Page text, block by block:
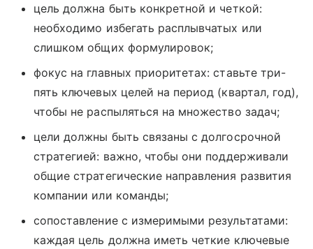
цель должна быть конкретной и четкой:
необходимо избегать расплывчатых или
слишком общих формулировок;
фокус на главных приоритетах: ставьте три-
пять ключевых целей на период (квартал, год),
чтобы не распыляться на множество задач;
цели должны быть связаны с долгосрочной
стратегией: важно, чтобы они поддерживали
общие стратегические направления развития
компании или команды;
сопоставление с измеримыми результатами:
каждая цель должна иметь четкие ключевые